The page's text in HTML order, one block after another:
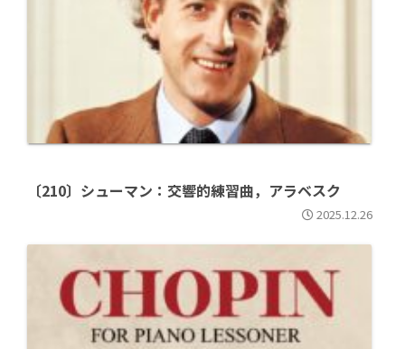
〔210〕シューマン：交響的練習曲，アラベスク
2025.12.26